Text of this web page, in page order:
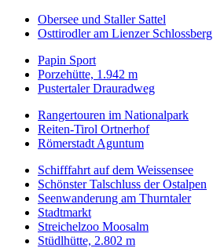
Obersee und Staller Sattel
Osttirodler am Lienzer Schlossberg
Papin Sport
Porzehütte, 1.942 m
Pustertaler Drauradweg
Rangertouren im Nationalpark
Reiten-Tirol Ortnerhof
Römerstadt Aguntum
Schifffahrt auf dem Weissensee
Schönster Talschluss der Ostalpen
Seenwanderung am Thurntaler
Stadtmarkt
Streichelzoo Moosalm
Stüdlhütte, 2.802 m